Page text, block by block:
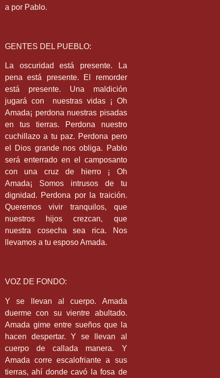
a por Pablo.
GENTES DEL PUEBLO:
La oscuridad está presente. La
pena está presente. El remorder
está presente. Una maldición
jugará con
nuestras vidas ¡ Oh
Amada¡ perdona nuestras pisadas
en tus tierras. Perdona nuestro
cuchillazo a tu paz. Perdona pero
el Dios grande nos obliga. Pablo
será enterrado en el camposanto
con una cruz de hierro ¡ Oh
Amada¡ Somos intrusos de tu
dignidad. Perdona por la traición.
Queremos vivir tranquilos, que
nuestros hijos crezcan, que
nuestra cosecha sea rica. Nos
llevamos a tu esposo Amada.
VOZ DE FONDO:
Y se llevan al cuerpo. Amada
duerme con su vientre abultado.
Amada gime entre sueños que la
hacen despertar. Y se llevan al
cuerpo de callada manera. Y
Amada corre escalofriante a sus
tierras, ahí donde cavó la fosa de